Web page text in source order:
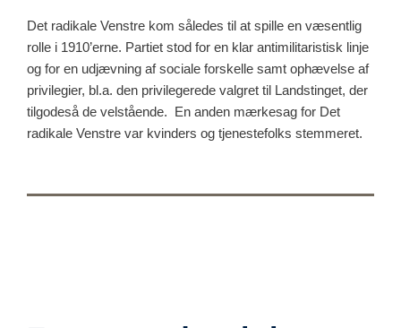
Det radikale Venstre kom således til at spille en væsentlig
rolle i 1910’erne. Partiet stod for en klar antimilitaristisk linje
og for en udjævning af sociale forskelle samt ophævelse af
privilegier, bl.a. den privilegerede valgret til Landstinget, der
tilgodeså de velstående. En anden mærkesag for Det
radikale Venstre var kvinders og tjenestefolks stemmeret.